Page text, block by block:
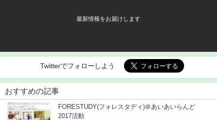
最新情報をお届けします
Twitterでフォローしよう
おすすめの記事
FORESTUDY(フォレスタディ)＠あいあいらんど
2017活動